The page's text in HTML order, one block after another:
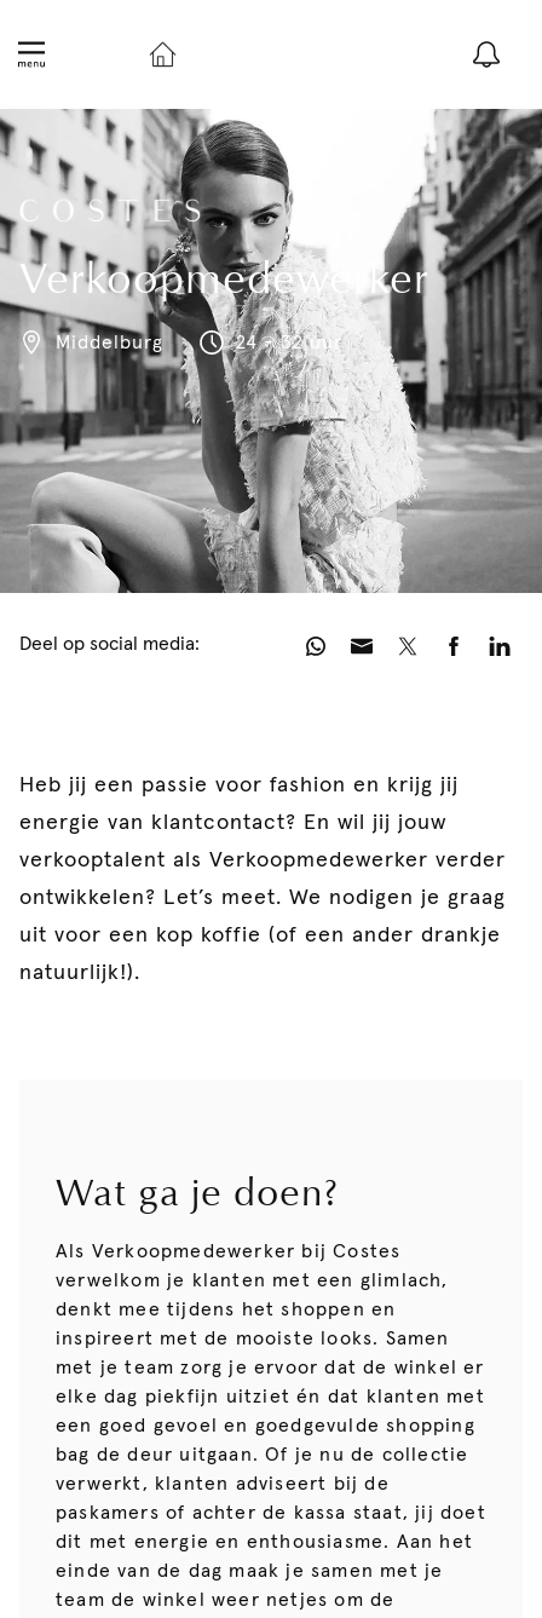
Verkoopmedewerker
Middelburg 24 - 32 uur
Deel op social media:
Heb jij een passie voor fashion en krijg jij
energie van klantcontact? En wil jij jouw
verkooptalent als Verkoopmedewerker verder
ontwikkelen? Let’s meet. We nodigen je graag
uit voor een kop koffie (of een ander drankje
natuurlijk!).
Wat ga je doen?
Als Verkoopmedewerker bij Costes
verwelkom je klanten met een glimlach,
denkt mee tijdens het shoppen en
inspireert met de mooiste looks. Samen
met je team zorg je ervoor dat de winkel er
elke dag piekfijn uitziet én dat klanten met
een goed gevoel en goedgevulde shopping
bag de deur uitgaan. Of je nu de collectie
verwerkt, klanten adviseert bij de
paskamers of achter de kassa staat, jij doet
dit met energie en enthousiasme. Aan het
einde van de dag maak je samen met je
team de winkel weer netjes om de